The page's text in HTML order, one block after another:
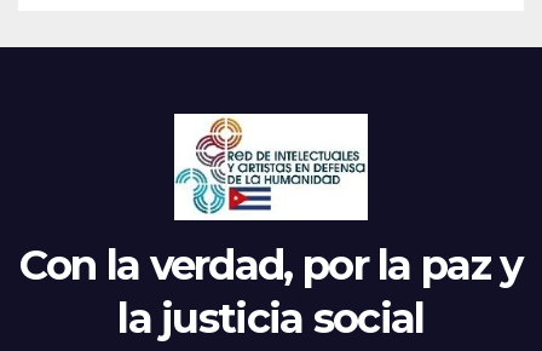
Con la verdad, por la paz y
la justicia social